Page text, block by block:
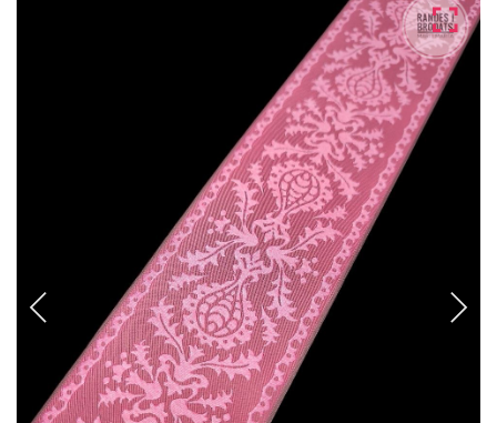
Alicante y Castellón
Infantil
Ropa Interior